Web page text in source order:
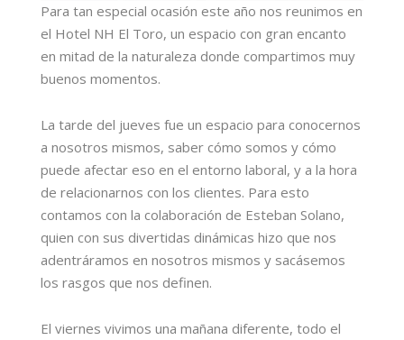
Para tan especial ocasión este año nos reunimos en
el Hotel NH El Toro, un espacio con gran encanto
en mitad de la naturaleza donde compartimos muy
buenos momentos.
La tarde del jueves fue un espacio para conocernos
a nosotros mismos, saber cómo somos y cómo
puede afectar eso en el entorno laboral, y a la hora
de relacionarnos con los clientes. Para esto
contamos con la colaboración de Esteban Solano,
quien con sus divertidas dinámicas hizo que nos
adentráramos en nosotros mismos y sacásemos
los rasgos que nos definen.
El viernes vivimos una mañana diferente, todo el